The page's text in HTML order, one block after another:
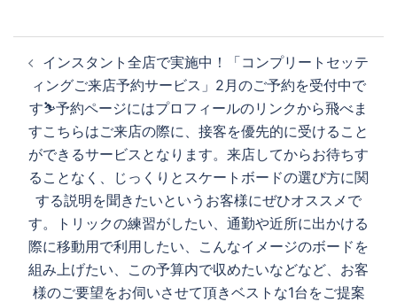
稿
ナ
ビ
ゲ
ー
ョ
ン
インスタント全店で実施中！「コンプリートセッテ
ィングご来店予約サービス」2月のご予約を受付中で
す⛷️予約ページにはプロフィールのリンクから飛べま
すこちらはご来店の際に、接客を優先的に受けること
ができるサービスとなります。来店してからお待ちす
ることなく、じっくりとスケートボードの選び方に関
する説明を聞きたいというお客様にぜひオススメで
す。トリックの練習がしたい、通勤や近所に出かける
際に移動用で利用したい、こんなイメージのボードを
組み上げたい、この予算内で収めたいなどなど、お客
様のご要望をお伺いさせて頂きベストな1台をご提案